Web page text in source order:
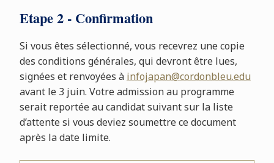
Etape 2 - Confirmation
Si vous êtes sélectionné, vous recevrez une copie
des conditions générales, qui devront être lues,
signées et renvoyées à infojapan@cordonbleu.edu
avant le 3 juin. Votre admission au programme
serait reportée au candidat suivant sur la liste
d’attente si vous deviez soumettre ce document
après la date limite.